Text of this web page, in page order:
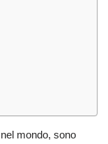
mondo, sono